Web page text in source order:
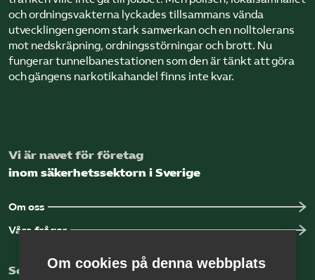
och ordningsvakterna lyckades tillsammans vända
utvecklingen genom stark samverkan och en nolltolerans
mot nedskräpning, ordningsstörningar och brott. Nu
fungerar tunnelbanestationen som den är tänkt att göra
och gängens narkotikahandel finns inte kvar.
Vi är navet för företag
inom säkerhetssektorn i Sverige
Om oss
Våra frågor
Som medlem har du tillgång till
Om cookies på denna webbplats